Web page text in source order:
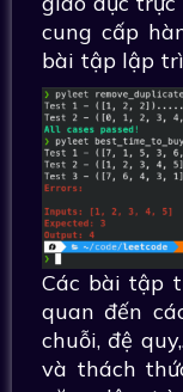
cung cấp
bài tập lập
Các bài tập
quan đến
chuỗi, đệ
và thách